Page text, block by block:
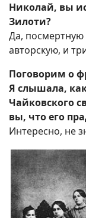
Николай, вы
Зилоти?
Да, посмертную
авторскую, и
Поговорим о
Я слышала,
Чайковского
вы, что его
Интересно, не